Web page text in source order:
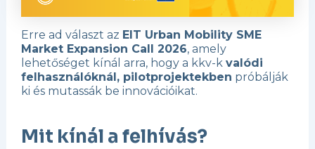
Erre ad választ az EIT Urban Mobility SME
Market Expansion Call 2026, amely
lehetőséget kínál arra, hogy a kkv-kvalódi
felhasználóknál, pilotprojektekben próbálják
ki és mutassák be innovációikat.
Mit kínál a felhívás?